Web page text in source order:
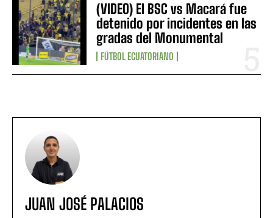
(VIDEO) El BSC vs Macará fue
detenido por incidentes en las
gradas del Monumental
FÚTBOL ECUATORIANO
JUAN JOSÉ PALACIOS